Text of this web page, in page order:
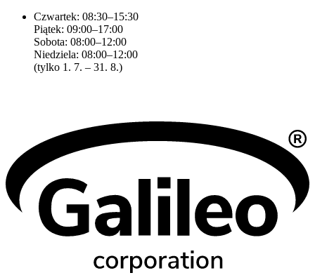
Czwartek: 08:30–15:30
Piątek: 09:00–17:00
Sobota: 08:00–12:00
Niedziela: 08:00–12:00
(tylko 1. 7. – 31. 8.)